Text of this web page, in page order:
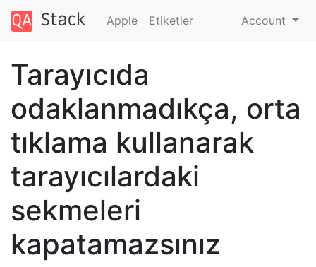
Apple Etiketler Account
Tarayıcıda
odaklanmadıkça, orta
tıklama kullanarak
tarayıcılardaki
sekmeleri
kapatamazsınız